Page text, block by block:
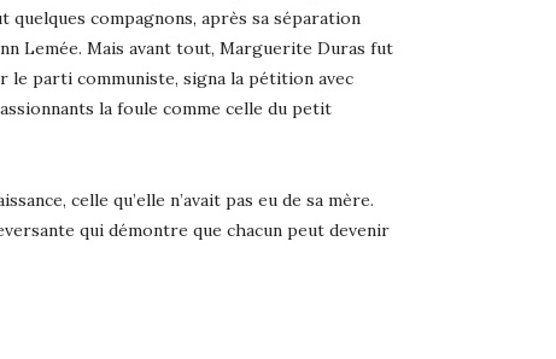
quelques compagnons, après sa séparation
Lemée. Mais avant tout, Marguerite Duras fut
le parti communiste, signa la pétition avec
la foule comme celle du petit
celle qu’elle n’avait pas eu de sa mère.
qui démontre que chacun peut devenir